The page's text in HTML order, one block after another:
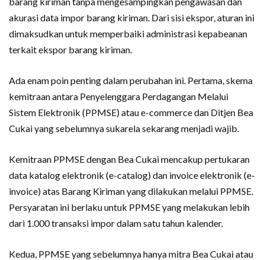
akurasi data impor barang kiriman. Dari sisi ekspor, aturan ini
dimaksudkan untuk memperbaiki administrasi kepabeanan
terkait ekspor barang kiriman.
Ada enam poin penting dalam perubahan ini. Pertama, skema
kemitraan antara Penyelenggara Perdagangan Melalui
Sistem Elektronik (PPMSE) atau e-commerce dan Ditjen Bea
Cukai yang sebelumnya sukarela sekarang menjadi wajib.
Kemitraan PPMSE dengan Bea Cukai mencakup pertukaran
data katalog elektronik (e-catalog) dan invoice elektronik (e-
invoice) atas Barang Kiriman yang dilakukan melalui PPMSE.
Persyaratan ini berlaku untuk PPMSE yang melakukan lebih
dari 1.000 transaksi impor dalam satu tahun kalender.
Kedua, PPMSE yang sebelumnya hanya mitra Bea Cukai atau